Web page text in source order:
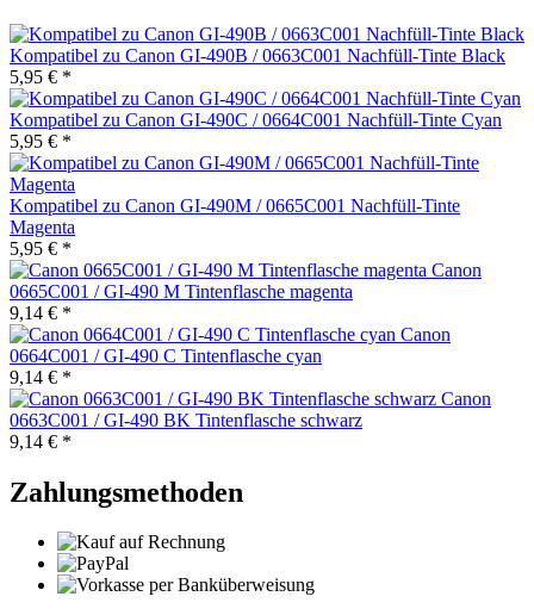
Kompatibel zu Canon GI-490B / 0663C001 Nachfüll-Tinte Black
5,95 € *
Kompatibel zu Canon GI-490C / 0664C001 Nachfüll-Tinte Cyan
5,95 € *
Kompatibel zu Canon GI-490M / 0665C001 Nachfüll-Tinte
Magenta
5,95 € *
Canon
0665C001 / GI-490 M Tintenflasche magenta
9,14 € *
Canon
0664C001 / GI-490 C Tintenflasche cyan
9,14 € *
Canon
0663C001 / GI-490 BK Tintenflasche schwarz
9,14 € *
Zahlungsmethoden